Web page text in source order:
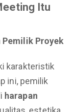
Itu
Pemilik Proyek
karakteristik
ini, pemilik
harapan